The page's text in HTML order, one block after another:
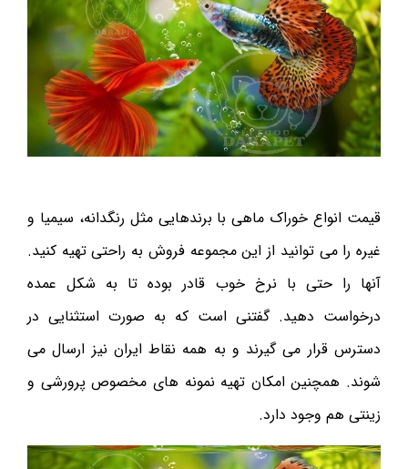
قیمت انواع خوراک ماهی با برندهایی مثل رنگدانه، سیمیا و
غیره را می توانید از این مجموعه فروش به راحتی تهیه کنید.
آنها را حتی با نرخ خوب قادر بوده تا به شکل عمده
درخواست دهید. گفتنی است که به صورت استثنایی در
دسترس قرار می گیرند و به همه نقاط ایران نیز ارسال می
شوند. همچنین امکان تهیه نمونه های مخصوص پرورشی و
زینتی هم وجود دارد.